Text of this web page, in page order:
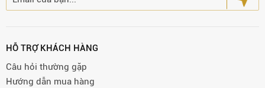
HỖ TRỢ KHÁCH HÀNG
Câu hỏi thường gặp
Hướng dẫn mua hàng